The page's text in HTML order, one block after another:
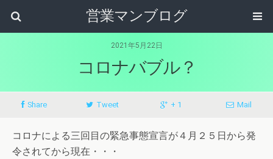
営業マンブログ
2021年5月22日
コロナバブル？
Share Tweet + 1 Mail
コロナによる三回目の緊急事態宣言が４月２５日から発
令されてから現在・・・